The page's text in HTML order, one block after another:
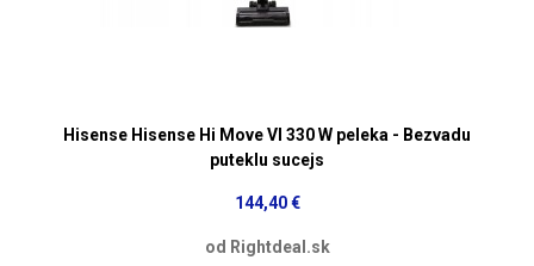
Hisense Hisense Hi Move VI 330 W peleka - Bezvadu
puteklu sucejs
144,40 €
od Rightdeal.sk